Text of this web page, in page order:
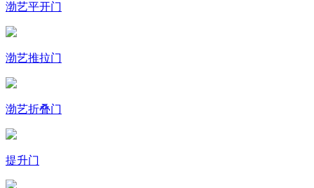
渤艺平开门
渤艺推拉门
渤艺折叠门
提升门